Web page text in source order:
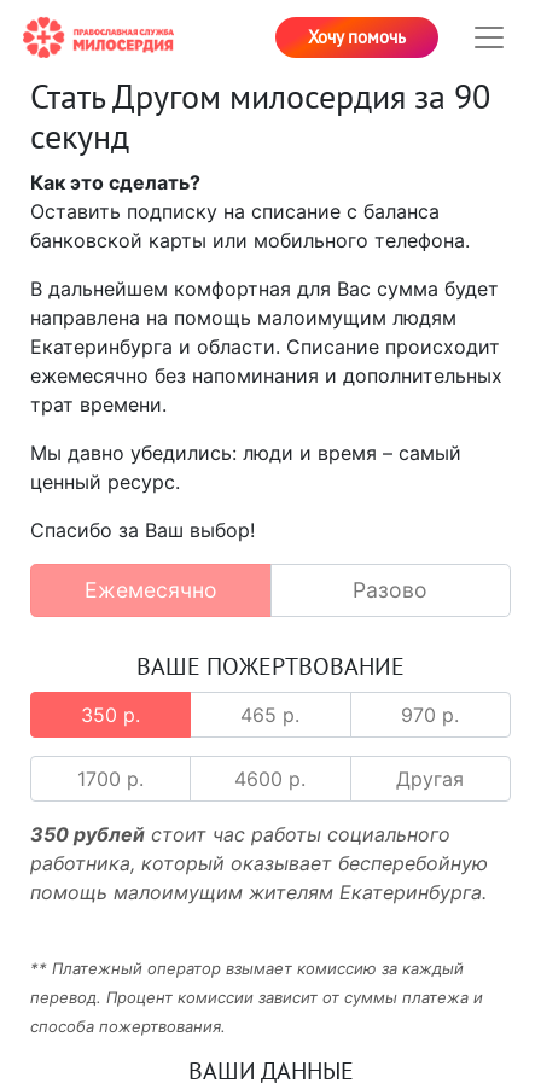
Хочу помочь
Стать Другом милосердия за 90
секунд
Как это сделать?
Оставить подписку на списание с баланса
банковской карты или мобильного телефона.
В дальнейшем комфортная для Вас сумма будет
направлена на помощь малоимущим людям
Екатеринбурга и области. Списание происходит
ежемесячно без напоминания и дополнительных
трат времени.
Мы давно убедились: люди и время – самый
ценный ресурс.
Спасибо за Ваш выбор!
Ежемесячно Разово
ВАШЕ ПОЖЕРТВОВАНИЕ
350 р. 465 р. 970 р.
1700 р. 4600 р. Другая
350 рублей стоит час работы социального
работника, который оказывает бесперебойную
помощь малоимущим жителям Екатеринбурга.
** Платежный оператор взымает комиссию за каждый
перевод. Процент комиссии зависит от суммы платежа и
способа пожертвования.
ВАШИ ДАННЫЕ